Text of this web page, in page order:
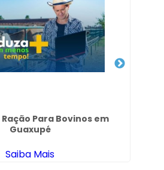
Para Bovinos em
Guaxupé
Saiba Mais